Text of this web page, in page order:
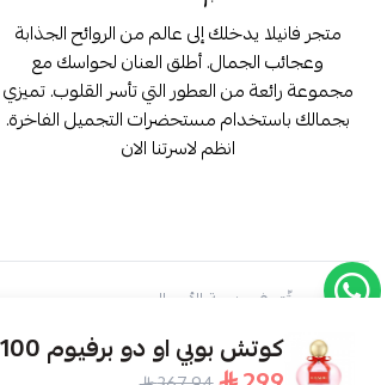
كوتش بوبي او دو برفيوم 100 مل
متجر فانيلا يدخلك إلى عالم من الروائح الجذابة
وعجائب الجمال. أطلق العنان لحواسك مع
مجموعة رائعة من العطور التي تأسر القلوب. تميزي
بجمالك باستخدام مستحضرات التجميل الفاخرة.
انظم لاسرتنا الان
موثّق في منصة الأعمال